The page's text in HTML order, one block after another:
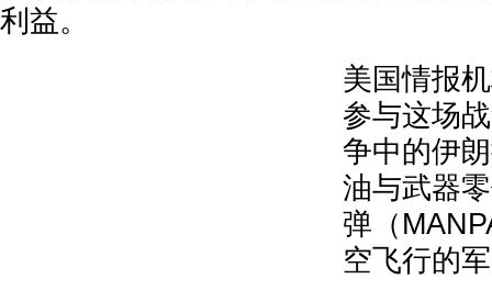
利益。
美国情报
参与这场
争中的伊
油与武器
弹（
空飞行的